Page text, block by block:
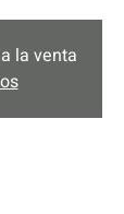
la venta